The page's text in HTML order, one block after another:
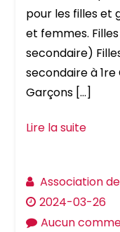
pour les filles et
et femmes.
secondaire)
secondaire à
Garçons […]
Lire la suite
Association
2024-03-26
Aucun